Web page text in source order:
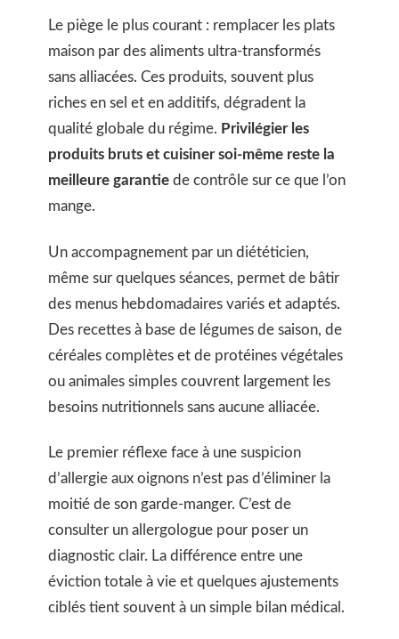
Le piège le plus courant : remplacer les plats
maison par des aliments ultra-transformés
sans alliacées. Ces produits, souvent plus
riches en sel et en additifs, dégradent la
qualité globale du régime. Privilégier les
produits bruts et cuisiner soi-même reste la
meilleure garantie de contrôle sur ce que l’on
mange.
Un accompagnement par un diététicien,
même sur quelques séances, permet de bâtir
des menus hebdomadaires variés et adaptés.
Des recettes à base de légumes de saison, de
céréales complètes et de protéines végétales
ou animales simples couvrent largement les
besoins nutritionnels sans aucune alliacée.
Le premier réflexe face à une suspicion
d’allergie aux oignons n’est pas d’éliminer la
moitié de son garde-manger. C’est de
consulter un allergologue pour poser un
diagnostic clair. La différence entre une
éviction totale à vie et quelques ajustements
ciblés tient souvent à un simple bilan médical.